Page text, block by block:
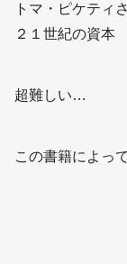
トマ・ピケティ
２１世紀の資本
超難しい…
この書籍によっ